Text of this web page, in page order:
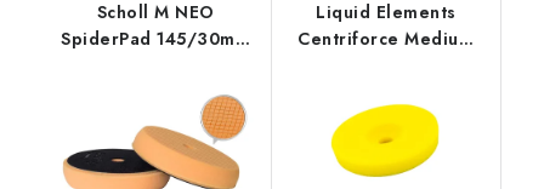
Scholl M NEO
SpiderPad 145/30mm
Liquid Elements
Centriforce Medium